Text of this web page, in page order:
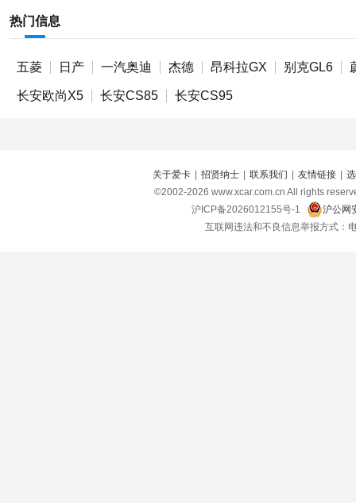
热门信息
五菱 日产 一汽奥迪 杰德 昂科拉GX 别克GL6
长安欧尚X5 长安CS85 长安CS95
关于爱卡 | 招贤纳士 | 联系我们 | 友情链接 |
©2002-2026 www.xcar.com.cn All rights
沪ICP备2026012155号-1
沪公网
互联网违法和不良信息举报方式：